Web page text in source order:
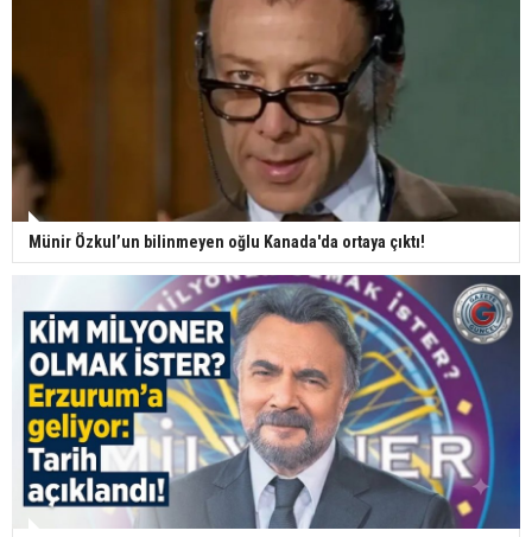
Münir Özkul’un bilinmeyen oğlu Kanada'da ortaya çıktı!